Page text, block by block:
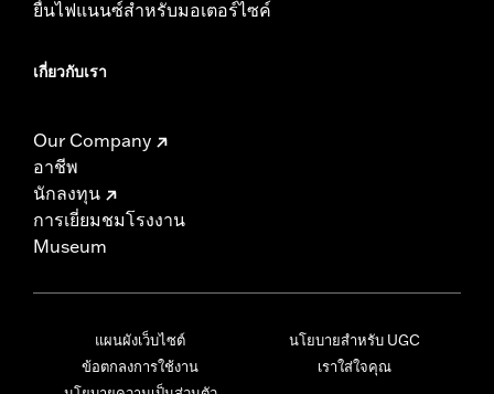
ยื่นไฟแนนซ์สำหรับมอเตอร์ไซค์
เกี่ยวกับเรา
Our Company
อาชีพ
นักลงทุน
การเยี่ยมชมโรงงาน
Museum
แผนผังเว็บไซต์
ข้อตกลงการใช้งาน
นโยบายสำหรับ UGC
เราใส่ใจคุณ